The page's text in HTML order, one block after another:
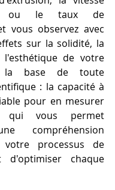
ou le taux de
vous observez avec
sur la solidité, la
l'esthétique de votre
la base de toute
: la capacité à
pour en mesurer
qui vous permet
compréhension
processus de
d'optimiser chaque